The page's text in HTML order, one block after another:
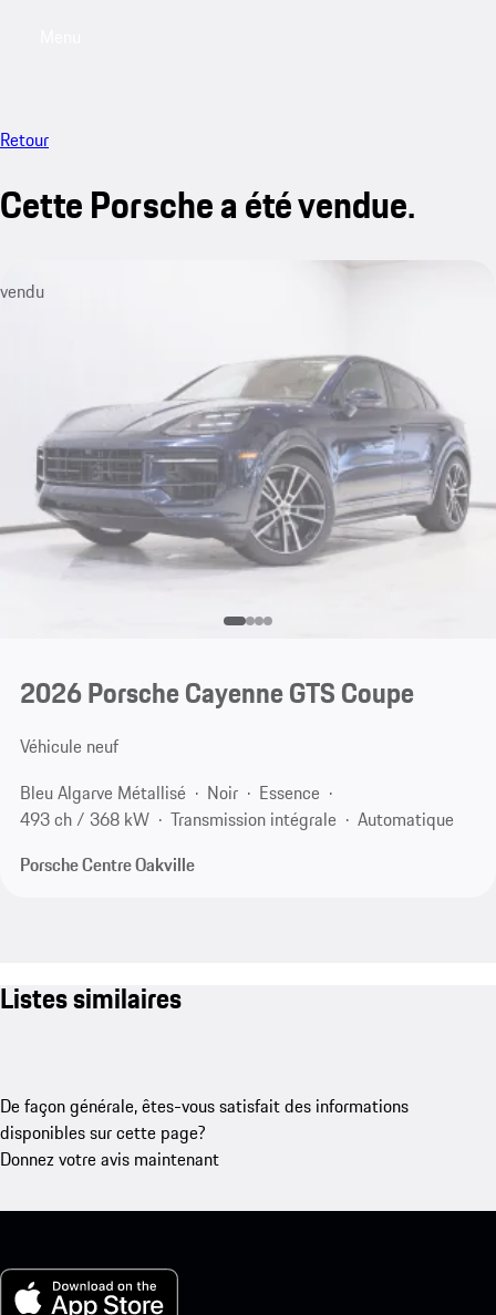
Retour
Cette Porsche a été vendue.
vendu
2026 Porsche Cayenne GTS Coupe
Véhicule neuf
Bleu Algarve Métallisé
Noir
Essence
493 ch / 368 kW
Transmission intégrale
Automatique
Porsche Centre Oakville
Listes similaires
De façon générale, êtes-vous satisfait des informations
disponibles sur cette page?
Donnez votre avis maintenant